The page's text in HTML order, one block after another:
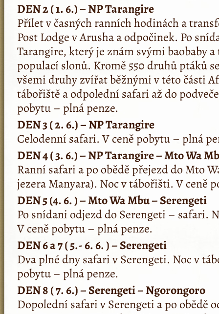
DEN 2 ( 1. 6.) – NP Tarangire
Přílet v časných ranních hodinách a
Post Lodge v Arusha a odpočinek. Po
Tarangire, který je znám svými baobaby
populací slonů. Kromě 550 druhů ptáků
všemi druhy zvířat běžnými v této části
tábořiště a odpolední safari až do
pobytu – plná penze.
DEN 3 ( 2. 6.) – NP Tarangire
Celodenní safari. V ceně pobytu – plná
DEN 4 ( 3. 6.) – NP Tarangire – Mto Wa
Ranní safari a po obědě přejezd do Mto
jezera Manyara). Noc v tábořišti. V ceně
DEN 5 (4. 6. ) – Mto Wa Mbu – Serengeti
Po snídani odjezd do Serengeti – safari.
V ceně pobytu – plná penze.
DEN 6 a 7 ( 5.- 6. 6. ) – Serengeti
Dva plné dny safari v Serengeti. Noc v
pobytu – plná penze.
DEN 8 ( 7. 6.) – Serengeti – Ngorongoro
Dopolední safari v Serengeti a po obědě